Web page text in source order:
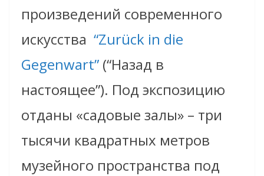
произведений современного
искусства “Zurück in die
Gegenwart” (“Назад в
настоящее”). Под экспозицию
отданы «садовые залы» – три
тысячи квадратных метров
музейного пространства под